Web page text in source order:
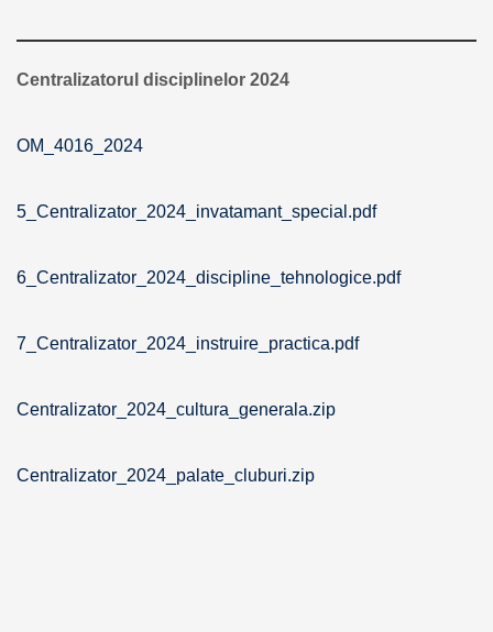
Centralizatorul disciplinelor 2024
OM_4016_2024
5_Centralizator_2024_invatamant_special.pdf
6_Centralizator_2024_discipline_tehnologice.pdf
7_Centralizator_2024_instruire_practica.pdf
Centralizator_2024_cultura_generala.zip
Centralizator_2024_palate_cluburi.zip